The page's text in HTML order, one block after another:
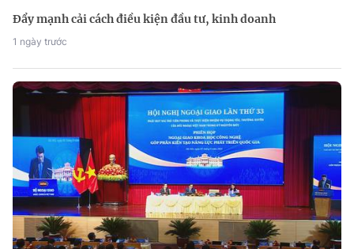
Đẩy mạnh cải cách điều kiện đầu tư, kinh doanh
1 ngày trước